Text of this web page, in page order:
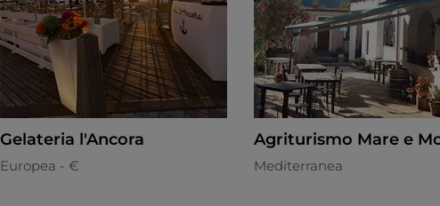
Gelateria l'Ancora
Europea - €
Agriturismo Mare e
Mediterranea